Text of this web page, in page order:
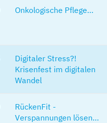
Onkologische Pflege…
Digitaler Stress?!
Krisenfest im digitalen
Wandel
RückenFit -
Verspannungen lösen…